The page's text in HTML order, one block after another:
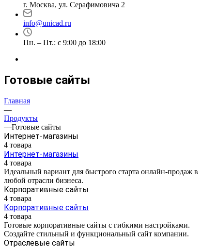
г. Москва, ул. Серафимовича 2
info@unicad.ru
Пн. – Пт.: с 9:00 до 18:00
Готовые сайты
Главная
—
Продукты
—Готовые сайты
Интернет-магазины
4 товара
Интернет-магазины
4 товара
Идеальный вариант для быстрого старта онлайн-продаж в
любой отрасли бизнеса.
Корпоративные сайты
4 товара
Корпоративные сайты
4 товара
Готовые корпоративные сайты с гибкими настройками.
Создайте стильный и функциональный сайт компании.
Отраслевые сайты